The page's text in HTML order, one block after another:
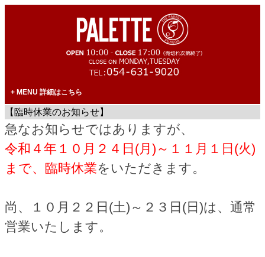
MENU 詳細はこちら
【臨時休業のお知らせ】
急なお知らせではありますが、
令和４年１０月２４日(月)～１１月１日(火)
まで、臨時休業をいただきます。
尚、
１０月２２日(土)～２３日(日)は、通常
営業いたします。